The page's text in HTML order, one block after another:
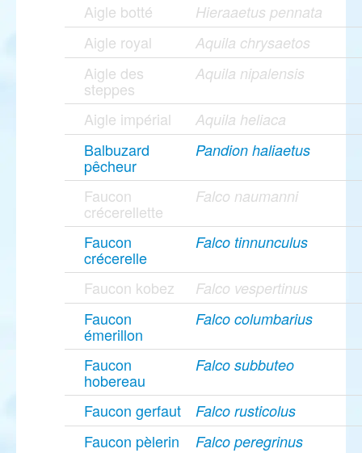
Aigle botté Hieraaetus pennata
Aigle royal Aquila chrysaetos
Aigle des
steppes
Aquila nipalensis
Aigle impérial Aquila heliaca
Balbuzard
pêcheur
Pandion haliaetus
Faucon
crécerellette
Falco naumanni
Faucon
crécerelle
Falco tinnunculus
Faucon kobez Falco vespertinus
Faucon
émerillon
Falco columbarius
Faucon
hobereau
Falco subbuteo
Faucon gerfaut Falco rusticolus
Faucon pèlerin Falco peregrinus